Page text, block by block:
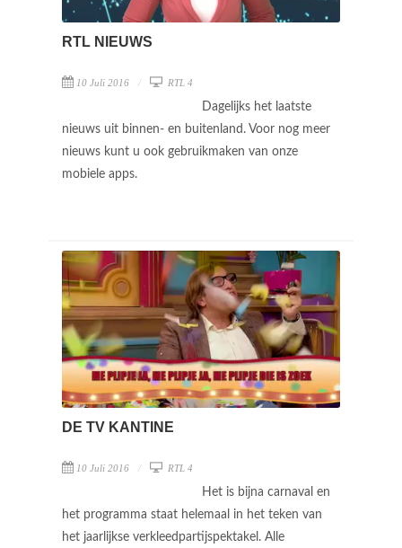
RTL NIEUWS
10 Juli 2016 RTL 4
Dagelijks het laatste
nieuws uit binnen- en buitenland. Voor nog meer
nieuws kunt u ook gebruikmaken van onze
mobiele apps.
DE TV KANTINE
10 Juli 2016 RTL 4
Het is bijna carnaval en
het programma staat helemaal in het teken van
het jaarlijkse verkleedpartijspektakel. Alle